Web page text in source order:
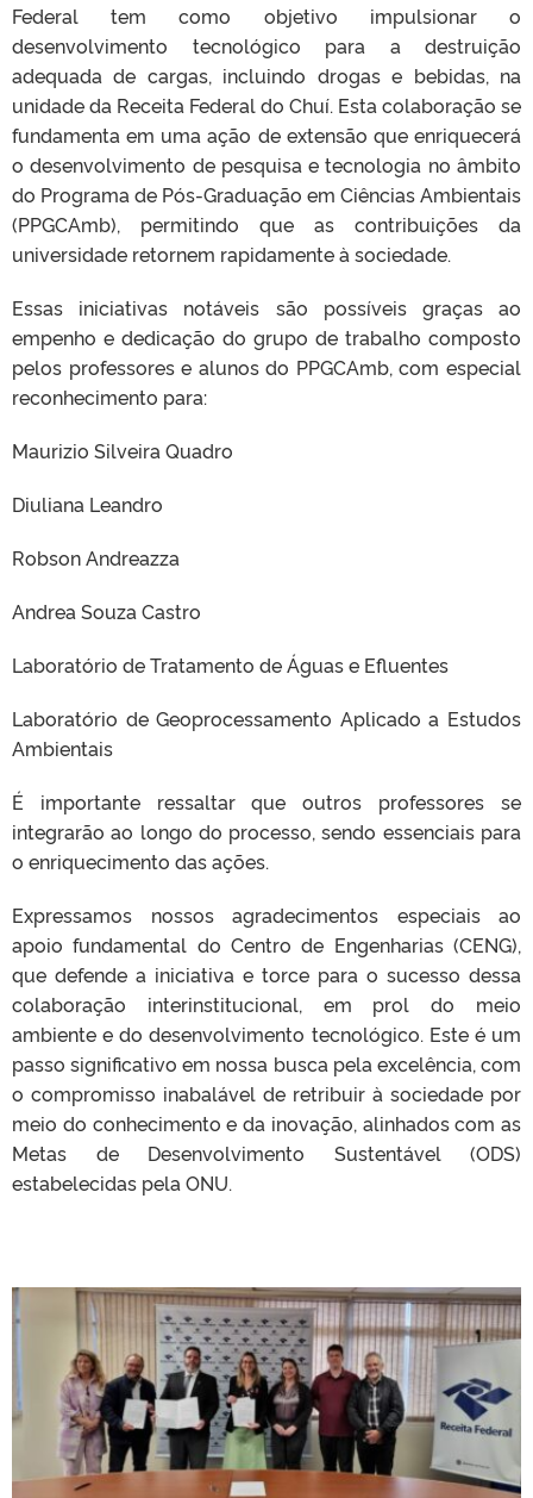
Federal tem como objetivo impulsionar o
desenvolvimento tecnológico para a destruição
adequada de cargas, incluindo drogas e bebidas, na
unidade da Receita Federal do Chuí. Esta colaboração se
fundamenta em uma ação de extensão que enriquecerá
o desenvolvimento de pesquisa e tecnologia no âmbito
do Programa de Pós-Graduação em Ciências Ambientais
(PPGCAmb), permitindo que as contribuições da
universidade retornem rapidamente à sociedade.
Essas iniciativas notáveis são possíveis graças ao
empenho e dedicação do grupo de trabalho composto
pelos professores e alunos do PPGCAmb, com especial
reconhecimento para:
Maurizio Silveira Quadro
Diuliana Leandro
Robson Andreazza
Andrea Souza Castro
Laboratório de Tratamento de Águas e Efluentes
Laboratório de Geoprocessamento Aplicado a Estudos
Ambientais
É importante ressaltar que outros professores se
integrarão ao longo do processo, sendo essenciais para
o enriquecimento das ações.
Expressamos nossos agradecimentos especiais ao
apoio fundamental do Centro de Engenharias (CENG),
que defende a iniciativa e torce para o sucesso dessa
colaboração interinstitucional, em prol do meio
ambiente e do desenvolvimento tecnológico. Este é um
passo significativo em nossa busca pela excelência, com
o compromisso inabalável de retribuir à sociedade por
meio do conhecimento e da inovação, alinhados com as
Metas de Desenvolvimento Sustentável (ODS)
estabelecidas pela ONU.